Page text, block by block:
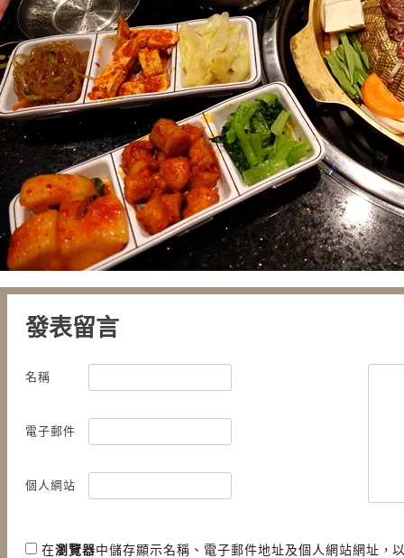
發表留言
名稱
電子郵件
個人網站
在瀏覽器中儲存顯示名稱、電子郵件地址及個人網站網址，